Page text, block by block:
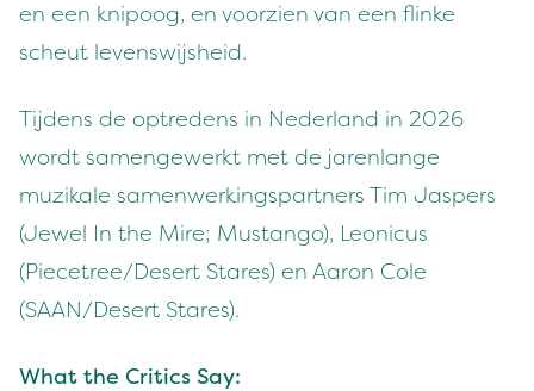
en een knipoog, en voorzien van een flinke
scheut levenswijsheid.
Tijdens de optredens in Nederland in 2026
wordt samengewerkt met de jarenlange
muzikale samenwerkingspartners Tim Jaspers
(Jewel In the Mire; Mustango), Leonicus
(Piecetree/Desert Stares) en Aaron Cole
(SAAN/Desert Stares).
What the Critics Say: